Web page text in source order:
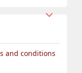
and conditions